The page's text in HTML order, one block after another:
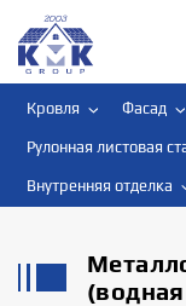
Кровля Фасад
Рулонная листовая
Внутренняя отделка